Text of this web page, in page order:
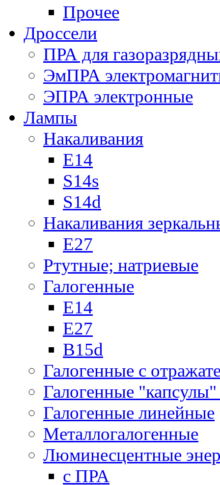
Прочее
Дроссели
ПРА для
ЭмПРА
ЭПРА электронные
Лампы
Накаливания
Е14
S14s
S14d
Накаливания
Е27
Ртутные; натриевые
Галогенные
Е14
Е27
B15d
Галогенные с
Галогенные "капсулы"
Галогенные линейные
Металлогалогенные
Люминесцентные
с ПРА